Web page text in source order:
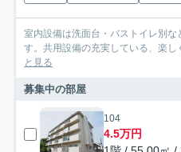
室内設備は洗面台・バストイレ別な
す。共用設備の充実している、楽し
と見る
募集中の部屋
104
4.5万円